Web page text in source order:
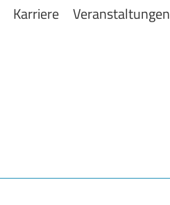
Karriere Veranstaltungen